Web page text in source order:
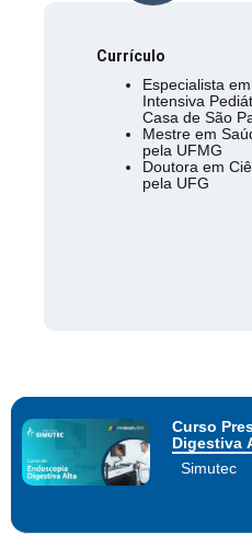
Currículo
Especialista
Intensiva
Casa de São
Mestre em
pela UFMG
Doutora em
pela UFG
Curso
Digestiva
Simutec